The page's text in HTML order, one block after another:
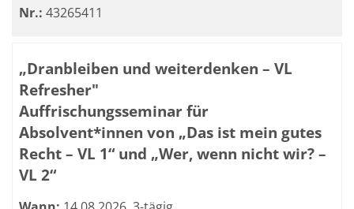
Nr.: 43265411
„Dranbleiben und weiterdenken – VL
Refresher"
Auffrischungsseminar für
Absolvent*innen von „Das ist mein gutes
Recht – VL 1“ und „Wer, wenn nicht wir? –
VL 2“